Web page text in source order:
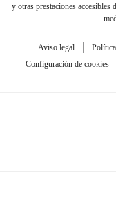
y otras prestaciones accesibles
Aviso legal
Configuración de cookies